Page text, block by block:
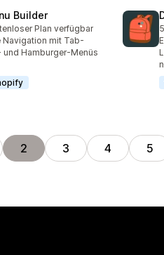
Builder
insgesamtPlan verfügbar
Navigation mit Tab-
und Hamburger-Menüs
2 3 4 5